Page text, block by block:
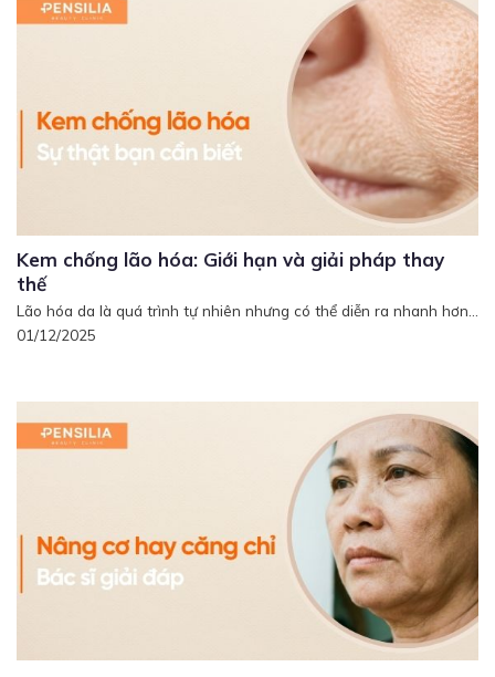
Kem chống lão hóa: Giới hạn và giải pháp thay
thế
Lão hóa da là quá trình tự nhiên nhưng có thể diễn ra nhanh hơn...
01/12/2025